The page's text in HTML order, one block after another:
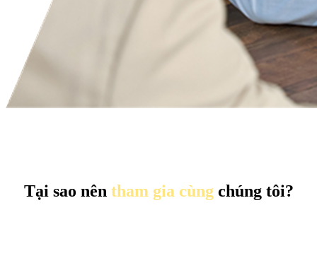
Tại sao nên tham gia cùng chúng tôi?